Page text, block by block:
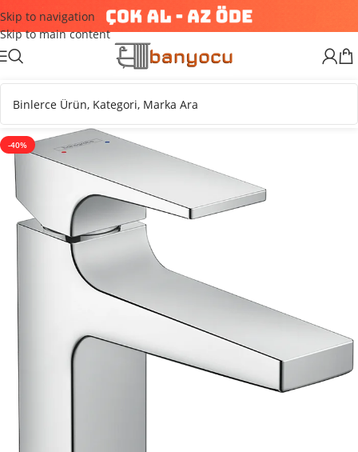
Skip to navigation
Skip to main content
-40%